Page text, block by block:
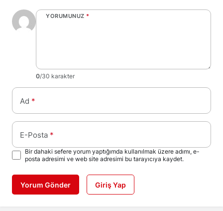
YORUMUNUZ *
0/30 karakter
Ad *
E-Posta *
Bir dahaki sefere yorum yaptığımda kullanılmak üzere adımı, e-
posta adresimi ve web site adresimi bu tarayıcıya kaydet.
Yorum Gönder Giriş Yap